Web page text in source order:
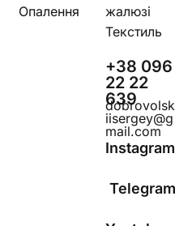
Опалення
жалюзі
Текстиль
+38 096
22 22
639
dobrovolsk
iisergey@g
mail.com
Instagram
Telegram